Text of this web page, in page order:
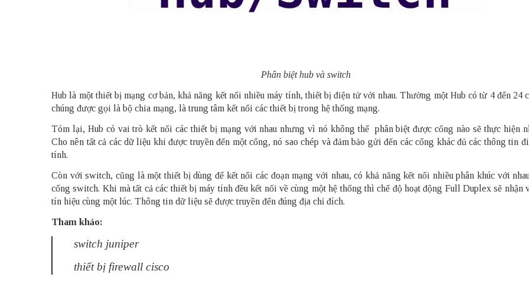
Phân biệt hub và switch
Hub là một thiết bị mạng cơ bản, khả năng kết nối nhiều máy tính, thiết bị điện tử với nhau. Thường một Hub có từ 4 đến 24
chúng được gọi là bộ chia mạng, là trung tâm kết nối các thiết bị trong hệ thống mạng.
Tóm lại, Hub có vai trò kết nối các thiết bị mạng với nhau nhưng vì nó không thể phân biệt được cổng nào sẽ thực hiện
Cho nên tất cả các dữ liệu khi được truyền đến một cổng, nó sao chép và đảm bảo gửi đến các cổng khác đủ các thông tin
tính.
Còn với switch, cũng là một thiết bị dùng để kết nối các đoạn mạng với nhau, có khả năng kết nối nhiều phân khúc với
cổng switch. Khi mà tất cả các thiết bị máy tính đều kết nối về cùng một hệ thống thì chế độ hoạt động Full Duplex sẽ nhận
tín hiệu cùng một lúc. Thông tin dữ liệu sẽ được truyền đến đúng địa chỉ đích.
Tham khảo:
switch juniper
thiết bị firewall cisco